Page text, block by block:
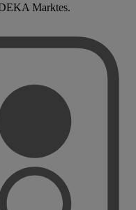
Marktes.